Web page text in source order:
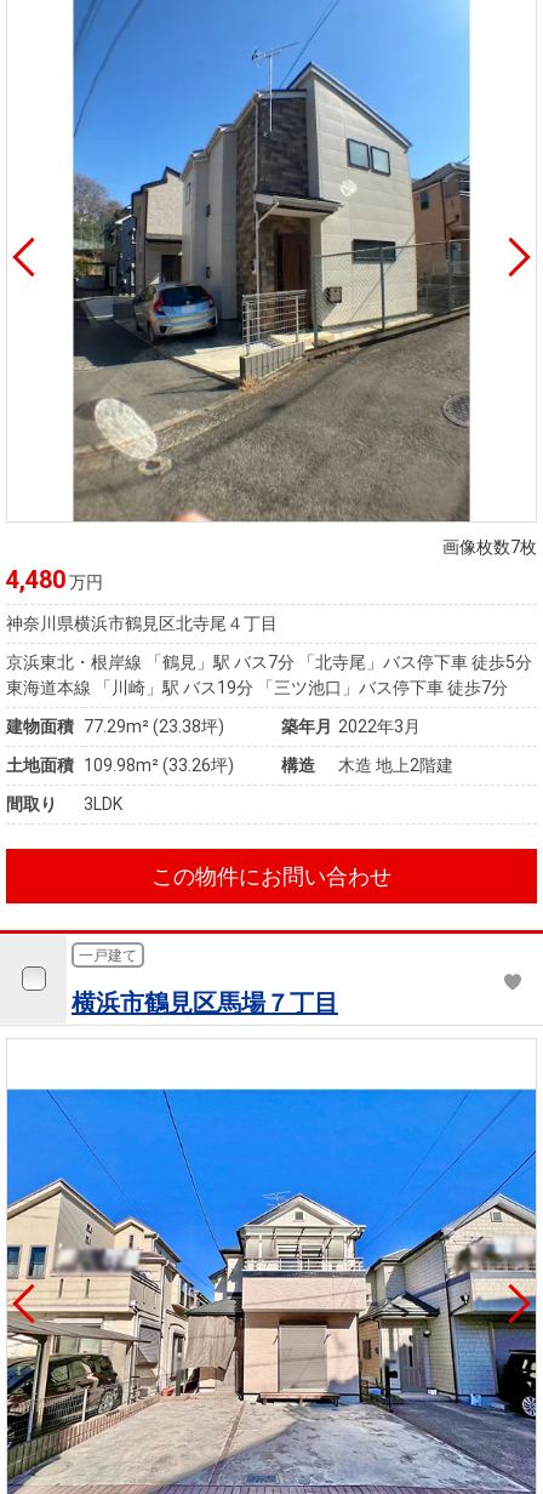
画像枚数7枚
4,480万円
神奈川県横浜市鶴見区北寺尾４丁目
京浜東北・根岸線 「鶴見」駅 バス7分 「北寺尾」バス停下車 徒歩5分
東海道本線 「川崎」駅 バス19分 「三ツ池口」バス停下車 徒歩7分
建物面積 77.29m² (23.38坪) 築年月 2022年3月
土地面積 109.98m² (33.26坪) 構造
木造 地上2階建
間取り
3LDK
この物件にお問い合わせ
一戸建て
横浜市鶴見区馬場７丁目